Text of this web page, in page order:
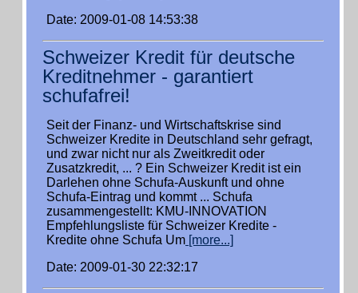
Date: 2009-01-08 14:53:38
Schweizer Kredit für deutsche
Kreditnehmer - garantiert
schufafrei!
Seit der Finanz- und Wirtschaftskrise sind
Schweizer Kredite in Deutschland sehr gefragt,
und zwar nicht nur als Zweitkredit oder
Zusatzkredit, ... ? Ein Schweizer Kredit ist ein
Darlehen ohne Schufa-Auskunft und ohne
Schufa-Eintrag und kommt ... Schufa
zusammengestellt: KMU-INNOVATION
Empfehlungsliste für Schweizer Kredite -
Kredite ohne Schufa Um [more...]
Date: 2009-01-30 22:32:17